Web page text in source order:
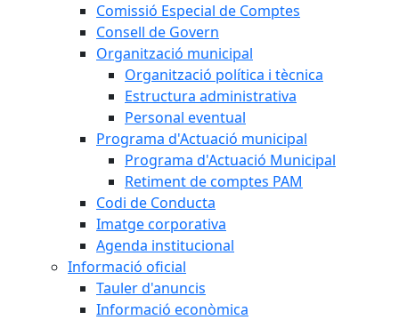
Comissió Especial de Comptes
Consell de Govern
Organització municipal
Organització política i tècnica
Estructura administrativa
Personal eventual
Programa d'Actuació municipal
Programa d'Actuació Municipal
Retiment de comptes PAM
Codi de Conducta
Imatge corporativa
Agenda institucional
Informació oficial
Tauler d'anuncis
Informació econòmica